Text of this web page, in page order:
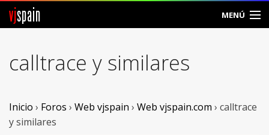
vjspain MENÚ
Foros
Vjspain
calltrace y similares
Inicio › Foros › Web vjspain › Web vjspain.com › calltrace
y similares